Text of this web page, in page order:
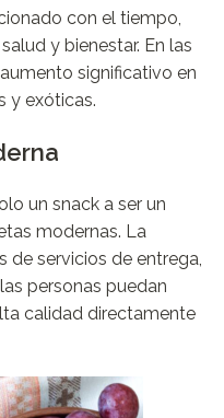
con el tiempo,
y bienestar. En las
significativo en
y exóticas.
un snack a ser un
modernas. La
de servicios de entrega,
personas puedan
calidad directamente